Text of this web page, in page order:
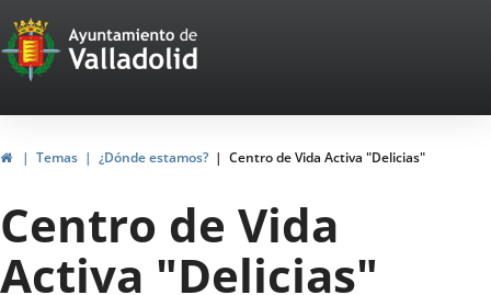
Portal
Web
del
Ayuntamiento
de
Valladolid
HomeTemas ¿Dónde estamos? Centro de Vida Activa "Delicias"
Centro de Vida
Activa "Delicias"